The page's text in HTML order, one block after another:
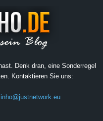
Denk dran, eine Sonderregel
Kontaktieren Sie uns: